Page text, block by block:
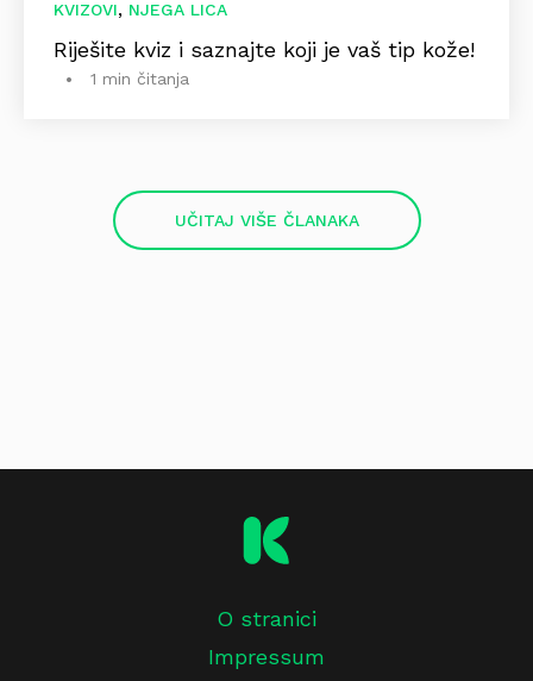
KVIZOVI, NJEGA LICA
Riješite kviz i saznajte koji je vaš tip kože!
1 min čitanja
UČITAJ VIŠE ČLANAKA
O stranici
Impressum